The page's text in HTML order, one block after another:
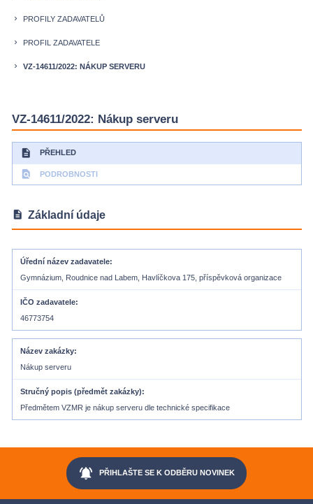
keyboard_arrow_right PROFILY ZADAVATELŮ
keyboard_arrow_right PROFIL ZADAVATELE
keyboard_arrow_right VZ-14611/2022: NÁKUP SERVERU
VZ-14611/2022: Nákup serveru
description PŘEHLED
find_in_page PODROBNOSTI
description Základní údaje
Úřední název zadavatele
Gymnázium, Roudnice nad Labem, Havlíčkova 175, příspěvková organizace
IČO zadavatele
46773754
Název zakázky
Nákup serveru
Stručný popis (předmět zakázky)
Předmětem VZMR je nákup serveru dle technické specifikace
notifications_active PŘIHLAŠTE SE K ODBĚRU NOVINEK